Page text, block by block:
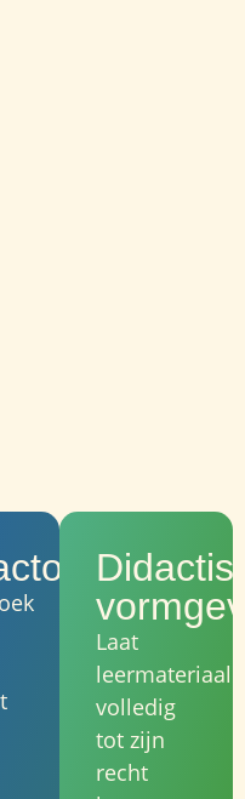
Laat
leermateriaal
volledig
tot zijn
recht